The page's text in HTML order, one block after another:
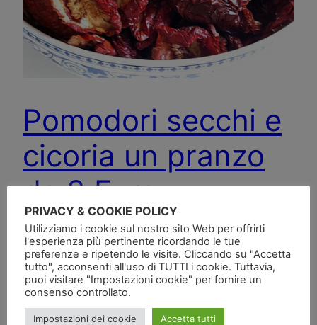
Pomodori secchi e
cicoria un pranzo
da 3 Euro
(immagine via Google) Sabato ho comprato una
confezione di pomodori secchi salati, di solito li
compro già pronti sott’olio al banco del
supermercato, ma sabato mi sono capitati sotto
mano in confezione sotto vuoto da preparare e li
PRIVACY & COOKIE POLICY
Utilizziamo i cookie sul nostro sito Web per offrirti
l'esperienza più pertinente ricordando le tue
preferenze e ripetendo le visite. Cliccando su "Accetta
tutto", acconsenti all'uso di TUTTI i cookie. Tuttavia,
puoi visitare "Impostazioni cookie" per fornire un
consenso controllato.
Impostazioni dei cookie Accetta tutti